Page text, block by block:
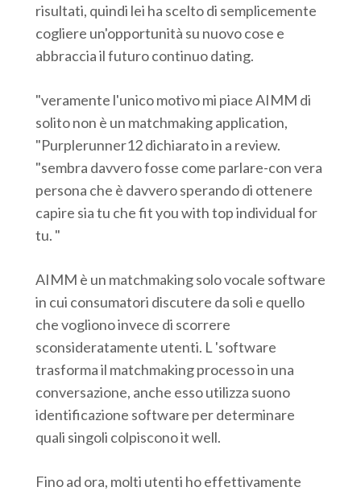
risultati, quindi lei ha scelto di semplicemente
cogliere un'opportunità su nuovo cose e
abbraccia il futuro continuo dating.
"veramente l'unico motivo mi piace AIMM di
solito non è un matchmaking application,
"Purplerunner12 dichiarato in a review.
"sembra davvero fosse come parlare-con vera
persona che è davvero sperando di ottenere
capire sia tu che fit you with top individual for
tu. "
AIMM è un matchmaking solo vocale software
in cui consumatori discutere da soli e quello
che vogliono invece di scorrere
sconsideratamente utenti. L 'software
trasforma il matchmaking processo in una
conversazione, anche esso utilizza suono
identificazione software per determinare
quali singoli colpiscono it well.
Fino ad ora, molti utenti ho effettivamente